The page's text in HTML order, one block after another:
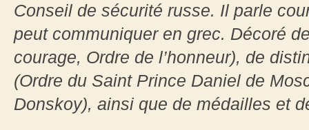
Conseil de sécurité russe. Il parle
peut communiquer en grec. Décoré
courage, Ordre de l’honneur), de
(Ordre du Saint Prince Daniel de
Donskoy), ainsi que de médailles et